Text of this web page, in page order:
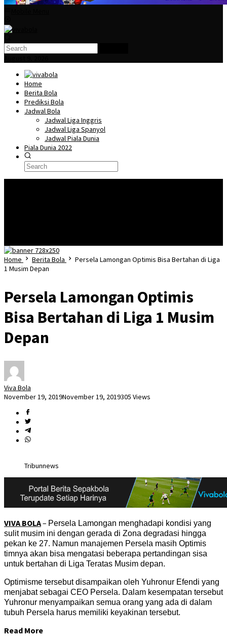
Home
Berita Bola
Prediksi Bola
Jadwal Bola
Jadwal Liga Inggris
Jadwal Liga Spanyol
Jadwal Piala Dunia
Piala Dunia 2022
Home
Berita Bola
Persela Lamongan Optimis Bisa Bertahan di Liga
1 Musim Depan
Persela Lamongan Optimis
Bisa Bertahan di Liga 1 Musim
Depan
Viva Bola
November 19, 2019November 19, 2019305 Views
Tribunnews
VIVA BOLA– Persela Lamongan menghadapi kondisi yang
sulit musim ini dengan gerada di Zona degradasi hingga
pekan ke 27. Namun manajemen Persela masih Optimis
timnya akan bisa mengatasi beberapa pertandingan sisa
untuk bertahan di Liga Teratas Musim depan.
Optimisme tersebut disampaikan oleh Yuhronur Efendi yang
menjabat sebagai CEO Persela. Dalam kesempatan tersebut
Yuhronur menyampaikan semua orang yang ada di dalam
tubuh Persela harus memiliki keyakinan tersebut.
Read More